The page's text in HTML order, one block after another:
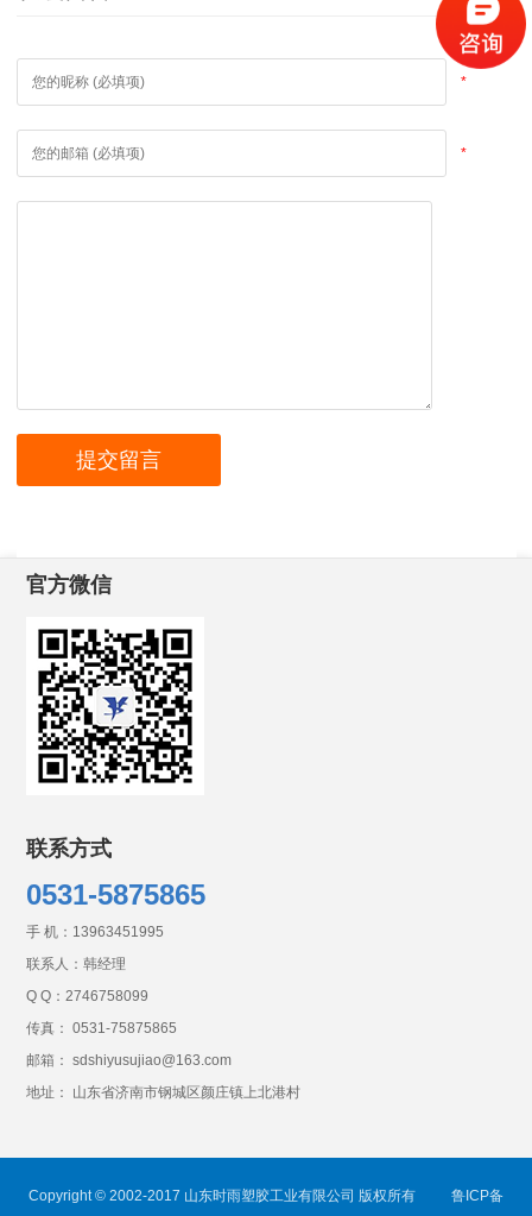
*
*
官方微信
联系方式
0531-5875865
手 机： 13963451995
联系人：韩经理
Q Q： 2746758099
传真： 0531-75875865
邮箱： sdshiyusujiao@163.com
地址： 山东省济南市钢城区颜庄镇上北港村
Copyright © 2002-2017 山东时雨塑胶工业有限公司 版权所有 鲁ICP备